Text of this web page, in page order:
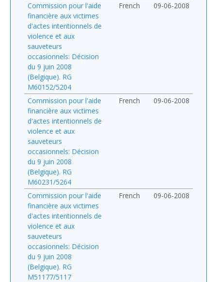
Commission pour l'aide
financière aux victimes
d'actes intentionnels de
violence et aux
sauveteurs
occasionnels: Décision
du 9 juin 2008
(Belgique). RG
M60152/5204
French 09-06-2008
Commission pour l'aide
financière aux victimes
d'actes intentionnels de
violence et aux
sauveteurs
occasionnels: Décision
du 9 juin 2008
(Belgique). RG
M60231/5264
French 09-06-2008
Commission pour l'aide
financière aux victimes
d'actes intentionnels de
violence et aux
sauveteurs
occasionnels: Décision
du 9 juin 2008
(Belgique). RG
M51177/5117
French 09-06-2008